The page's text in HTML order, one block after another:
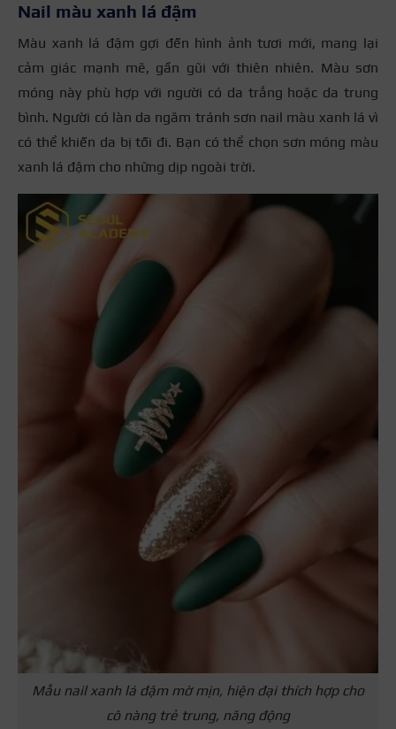
Nail màu xanh lá đậm
Màu xanh lá đậm gợi đến hình ảnh tươi mới, mang lại
cảm giác mạnh mẽ, gần gũi với thiên nhiên. Màu sơn
móng này phù hợp với người có da trắng hoặc da trung
bình. Người có làn da ngăm tránh sơn nail màu xanh lá vì
có thể khiến da bị tối đi. Bạn có thể chọn sơn móng màu
xanh lá đậm cho những dịp ngoài trời.
Mẫu nail xanh lá đậm mờ mịn, hiện đại thích hợp cho
cô nàng trẻ trung, năng động